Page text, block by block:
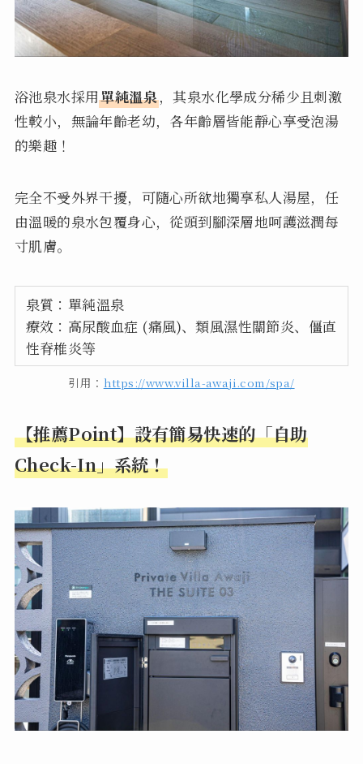
浴池泉水採用單純溫泉，其泉水化學成分稀少且刺激
性較小，無論年齡老幼，各年齡層皆能靜心享受泡湯
的樂趣！
完全不受外界干擾，可隨心所欲地獨享私人湯屋，任
由溫暖的泉水包覆身心，從頭到腳深層地呵護滋潤每
寸肌膚。
泉質：單純溫泉
療效：高尿酸血症 (痛風)、類風濕性關節炎、僵直
性脊椎炎等
引用： https://www.villa-awaji.com/spa/
【推薦Point】設有簡易快速的「自助
Check-In」系統！